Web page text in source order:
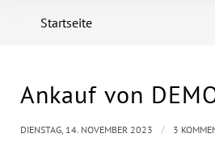
Startseite
Ankauf von
DIENSTAG, 14. NOVEMBER 2023 / 3